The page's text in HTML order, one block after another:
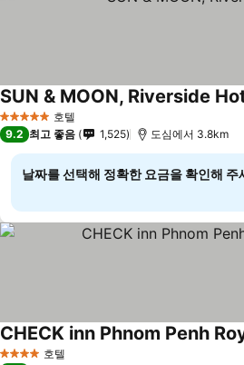
5 성급 호텔
SUN & MOON, Riverside
9.2 최고 좋음 1,525 도심에서 3.8km
날짜를 선택해 정확한 요금을 확인해 주
4 성급 호텔
CHECK inn Phnom Penh